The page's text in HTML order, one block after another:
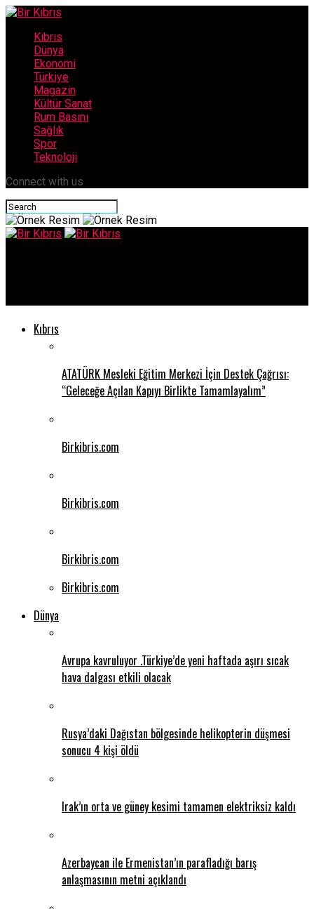
Kıbrıs
Dünya
Ekonomi
Türkiye
Magazin
Kültür Sanat
Rum Basını
Sağlık
Spor
Teknoloji
Connect with us
Kıbrıs
ATATÜRK Mesleki Eğitim Merkezi İçin Destek Çağrısı:
“Geleceğe Açılan Kapıyı Birlikte Tamamlayalım”
Birkibris.com
Birkibris.com
Birkibris.com
Birkibris.com
Dünya
Avrupa kavruluyor .Türkiye’de yeni haftada aşırı sıcak
hava dalgası etkili olacak
Rusya’daki Dağıstan bölgesinde helikopterin düşmesi
sonucu 4 kişi öldü
Irak’ın orta ve güney kesimi tamamen elektriksiz kaldı
Azerbaycan ile Ermenistan’ın parafladığı barış
anlaşmasının metni açıklandı